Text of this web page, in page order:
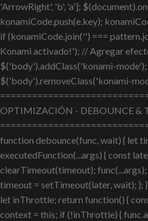
'ArrowRight', 'b', 'a'];
konamiCode.push(e.key);
if (konamiCode.join('') ===
Konami activado!'); // Agregar
$('body').addClass('konami-
$('body').removeClass('konami-
OPTIMIZACIÓN - DEBOUNCE &
function debounce(func, wait) { let
executedFunction(...args) { const
clearTimeout(timeout);
timeout = setTimeout(later, wait);
let inThrottle; return function() {
context = this; if (!inThrottle) {